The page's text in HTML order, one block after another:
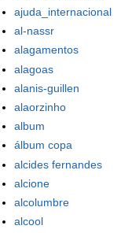
ajuda_internacional
al-nassr
alagamentos
alagoas
alanis-guillen
alaorzinho
album
álbum copa
alcides fernandes
alcione
alcolumbre
alcool